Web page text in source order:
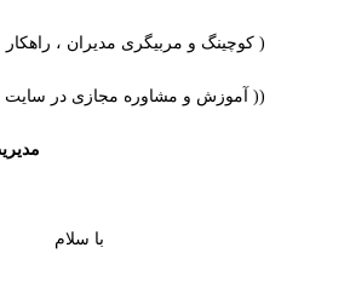
( کوچینگ و مربیگری مدیران ، راهکار
(( آموزش و مشاوره مجازی در سایت drasiachi.com ))
مدیریت محترم
با سلام